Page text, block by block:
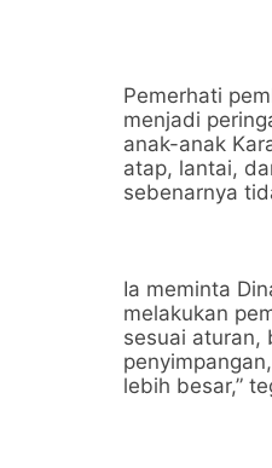
Pemerhati
menjadi
anak-anak
atap, lantai,
sebenarnya
Ia meminta
melakukan
sesuai aturan,
lebih besar,”